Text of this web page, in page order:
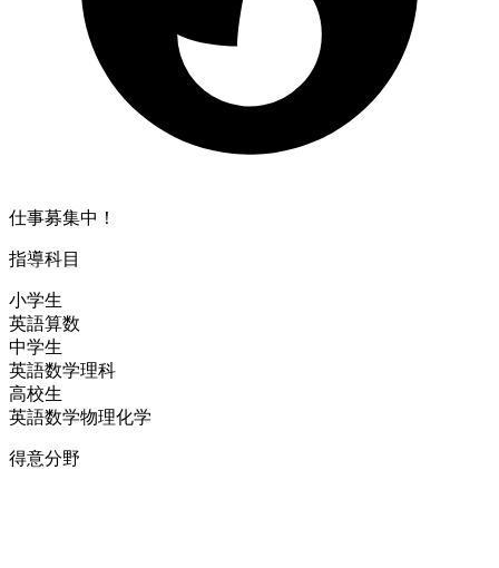
仕事募集中！
指導科目
小学生
英語算数
中学生
英語数学理科
高校生
英語数学物理化学
得意分野